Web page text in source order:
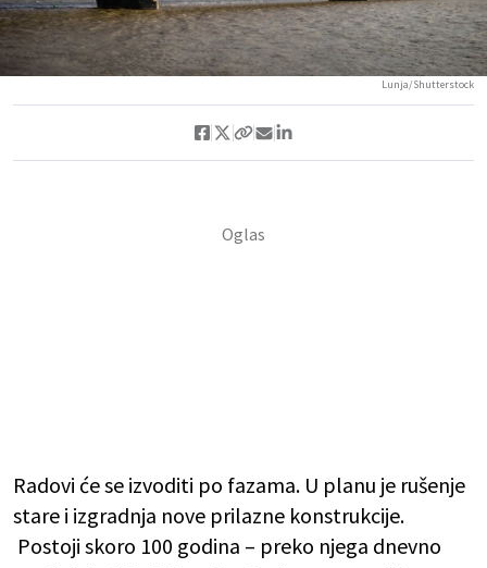
Lunja/Shutterstock
Radovi će se izvoditi po fazama. U planu je rušenje
stare i izgradnja nove prilazne konstrukcije.
Postoji skoro 100 godina – preko njega dnevno